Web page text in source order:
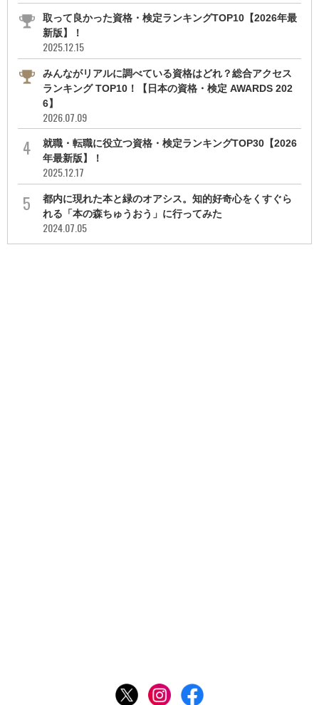
取って良かった資格・検定ランキングTOP10【2026年最
新版】！
2025.12.15
みんながリアルに調べている資格はどれ？総合アクセス
ランキング TOP10！【日本の資格・検定 AWARDS 202
6】
2026.07.09
就職・転職に役立つ資格・検定ランキングTOP30【2026
年最新版】！
2025.12.17
都内に現れた本と緑のオアシス。知的好奇心をくすぐら
れる「本の森ちゅうおう」に行ってみた
2024.07.05